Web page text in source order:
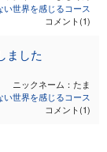
世界を感じるコース
コメント(1)
ました
ニックネーム：たま
世界を感じるコース
コメント(1)